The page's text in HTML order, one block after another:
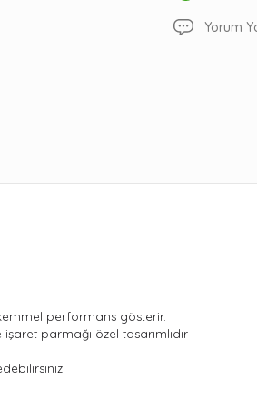
Yorum
performans gösterir.
parmağı özel tasarımlıdır